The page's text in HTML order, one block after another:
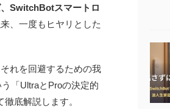
SwitchBotスマートロ
、一度もヒヤリとした
れを回避するための我
「UltraとProの決定的
底解説します。